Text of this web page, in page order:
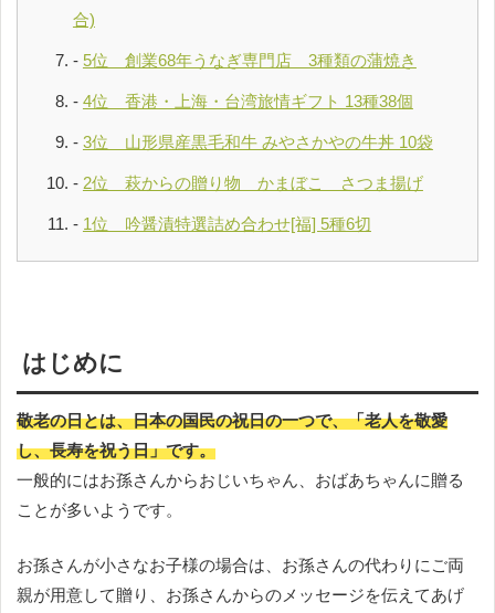
合)
5位 創業68年うなぎ専門店 3種類の蒲焼き
4位 香港・上海・台湾旅情ギフト 13種38個
3位 山形県産黒毛和牛 みやさかやの牛丼 10袋
2位 萩からの贈り物 かまぼこ さつま揚げ
1位 吟醤漬特選詰め合わせ[福] 5種6切
はじめに
敬老の日とは、日本の国民の祝日の一つで、「老人を敬愛
し、長寿を祝う日」です。
一般的にはお孫さんからおじいちゃん、おばあちゃんに贈る
ことが多いようです。
お孫さんが小さなお子様の場合は、お孫さんの代わりにご両
親が用意して贈り、お孫さんからのメッセージを伝えてあげ